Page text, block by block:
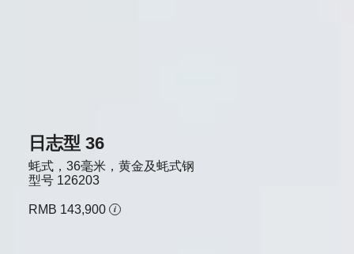
日志型 36
蚝式，36毫米，黄金及蚝式钢
型号 126203
RMB 143,900